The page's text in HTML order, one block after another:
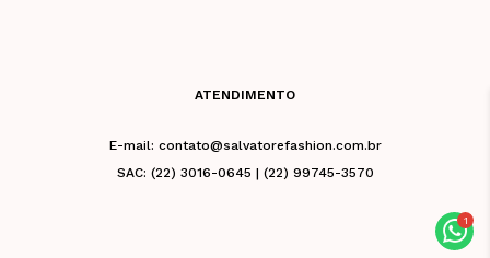
ATENDIMENTO
E-mail: contato@salvatorefashion.com.br
SAC: (22) 3016-0645 | (22) 99745-3570